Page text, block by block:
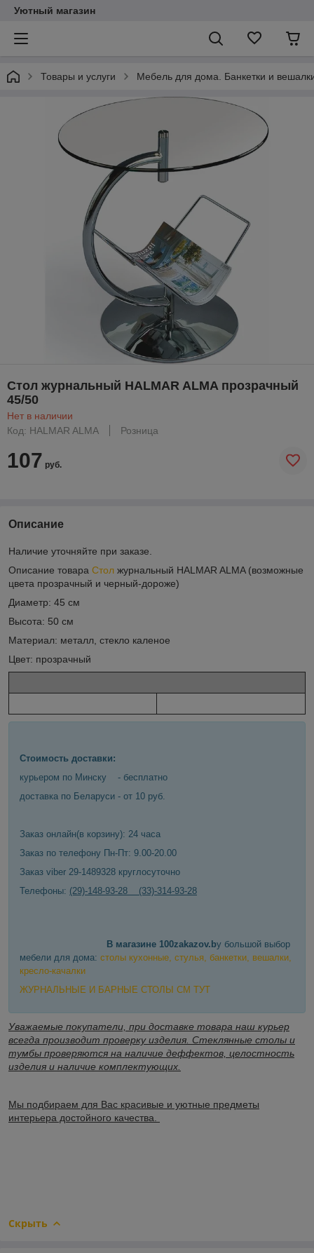
Уютный магазин
Товары и услуги Мебель для дома. Банкетки и
Стол журнальный HALMAR ALMA прозрачный
45/50
Нет в наличии
Код: HALMAR ALMA
Розница
107 руб.
Описание
Наличие уточняйте при заказе.
Описание товара Стол журнальный HALMAR ALMA (возможные
цвета прозрачный и черный-дороже)
Диаметр: 45 см
Высота: 50 см
Материал: металл, стекло каленое
Цвет: прозрачный
Стоимость доставки:
курьером по Минску - бесплатно
доставка по Беларуси - от 10 руб.
Заказ онлайн(в корзину): 24 часа
Заказ по телефону Пн-Пт: 9.00-20.00
Заказ viber 29-1489328 круглосуточно
Телефоны: (29)-148-93-28 (33)-314-93-28
В магазине 100zakazov.by большой выбор
мебели для дома: столы кухонные, стулья, банкетки, вешалки,
кресло-качалки
ЖУРНАЛЬНЫЕ И БАРНЫЕ СТОЛЫ СМ ТУТ
Уважаемые покупатели, при доставке товара наш курьер
всегда производит проверку изделия. Стеклянные столы и
тумбы проверяются на наличие деффектов, целостность
изделия и наличие комплектующих.
Мы подбираем для Вас красивые и уютные предметы
интерьера достойного качества.
Скрыть